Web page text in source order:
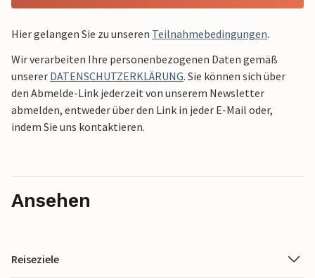
Hier gelangen Sie zu unseren Teilnahmebedingungen.
Wir verarbeiten Ihre personenbezogenen Daten gemäß
unserer DATENSCHUTZERKLÄRUNG. Sie können sich über
den Abmelde-Link jederzeit von unserem Newsletter
abmelden, entweder über den Link in jeder E-Mail oder,
indem Sie uns kontaktieren.
Ansehen
Reiseziele